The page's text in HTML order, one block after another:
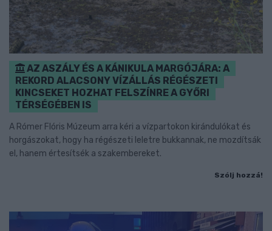
AZ ASZÁLY ÉS A KÁNIKULA MARGÓJÁRA: A
REKORD ALACSONY VÍZÁLLÁS RÉGÉSZETI
KINCSEKET HOZHAT FELSZÍNRE A GYŐRI
TÉRSÉGÉBEN IS
A Rómer Flóris Múzeum arra kéri a vízpartokon kirándulókat és
horgászokat, hogy ha régészeti leletre bukkannak, ne mozdítsák
el, hanem értesítsék a szakembereket.
Szólj hozzá!